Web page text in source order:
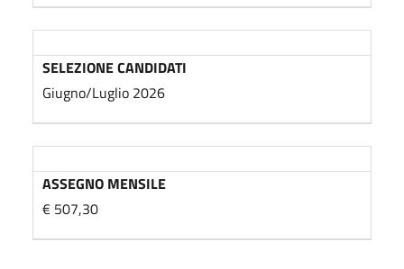
SELEZIONE CANDIDATI
Giugno/Luglio 2026
ASSEGNO MENSILE
€ 507,30